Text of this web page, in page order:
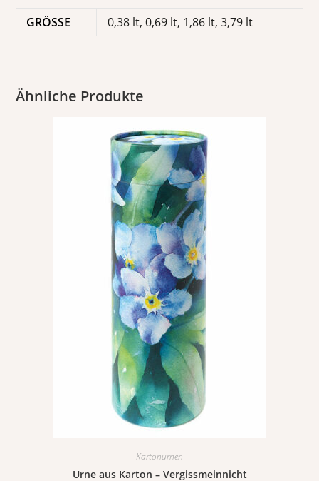
GRÖSSE 0,38 lt, 0,69 lt, 1,86 lt, 3,79 lt
Ähnliche Produkte
Kartonurnen
Urne aus Karton – Vergissmeinnicht